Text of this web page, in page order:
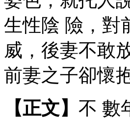
生性陰 險，對
威，後妻不敢
前妻之子卻懷
【正文】 不 數